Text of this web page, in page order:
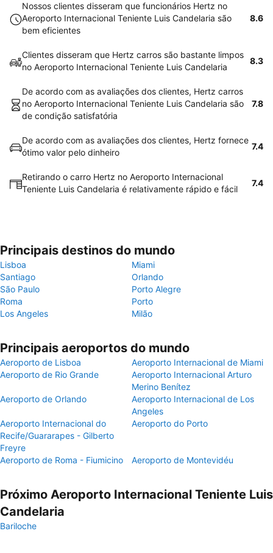
Nossos clientes disseram que funcionários Hertz no
Aeroporto Internacional Teniente Luis Candelaria são
bem eficientes
8.6
Clientes disseram que Hertz carros são bastante limpos
no Aeroporto Internacional Teniente Luis Candelaria
8.3
De acordo com as avaliações dos clientes, Hertz carros
no Aeroporto Internacional Teniente Luis Candelaria são
de condição satisfatória
7.8
De acordo com as avaliações dos clientes, Hertz fornece
ótimo valor pelo dinheiro
7.4
Retirando o carro Hertz no Aeroporto Internacional
Teniente Luis Candelaria é relativamente rápido e fácil
7.4
Principais destinos do mundo
Lisboa
Miami
Santiago
Orlando
São Paulo
Porto Alegre
Roma
Porto
Los Angeles
Milão
Principais aeroportos do mundo
Aeroporto de Lisboa
Aeroporto Internacional de Miami
Aeroporto de Rio Grande
Aeroporto Internacional Arturo
Merino Benítez
Aeroporto de Orlando
Aeroporto Internacional de Los
Angeles
Aeroporto Internacional do
Recife/Guararapes - Gilberto
Freyre
Aeroporto do Porto
Aeroporto de Roma - Fiumicino Aeroporto de Montevidéu
Próximo Aeroporto Internacional Teniente Luis
Candelaria
Bariloche